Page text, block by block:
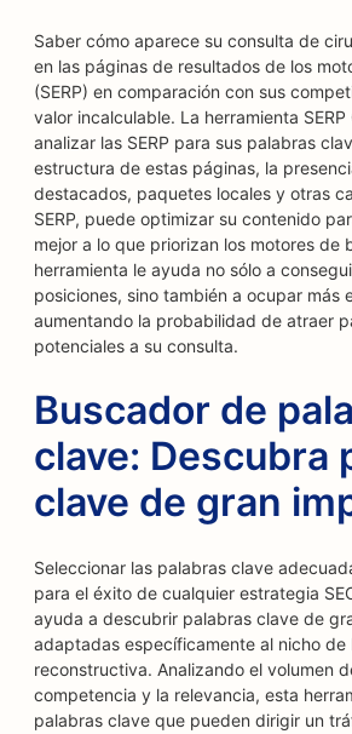
Saber cómo aparece su consulta de
en las páginas de resultados de los
(SERP) en comparación con sus
valor incalculable. La herramienta
analizar las SERP para sus palabras
estructura de estas páginas, la
destacados, paquetes locales y otras
SERP, puede optimizar su contenido
mejor a lo que priorizan los motores de
herramienta le ayuda no sólo a
posiciones, sino también a ocupar más
aumentando la probabilidad de atraer
potenciales a su consulta.
Buscador de
clave: Descubra
clave de gran
Seleccionar las palabras clave
para el éxito de cualquier estrategia
ayuda a descubrir palabras clave de
adaptadas específicamente al nicho de
reconstructiva. Analizando el volumen
competencia y la relevancia, esta
palabras clave que pueden dirigir un